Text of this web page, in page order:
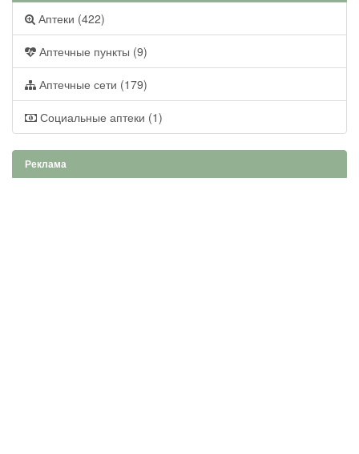
Аптеки (422)
Аптечные пункты (9)
Аптечные сети (179)
Социальные аптеки (1)
Реклама